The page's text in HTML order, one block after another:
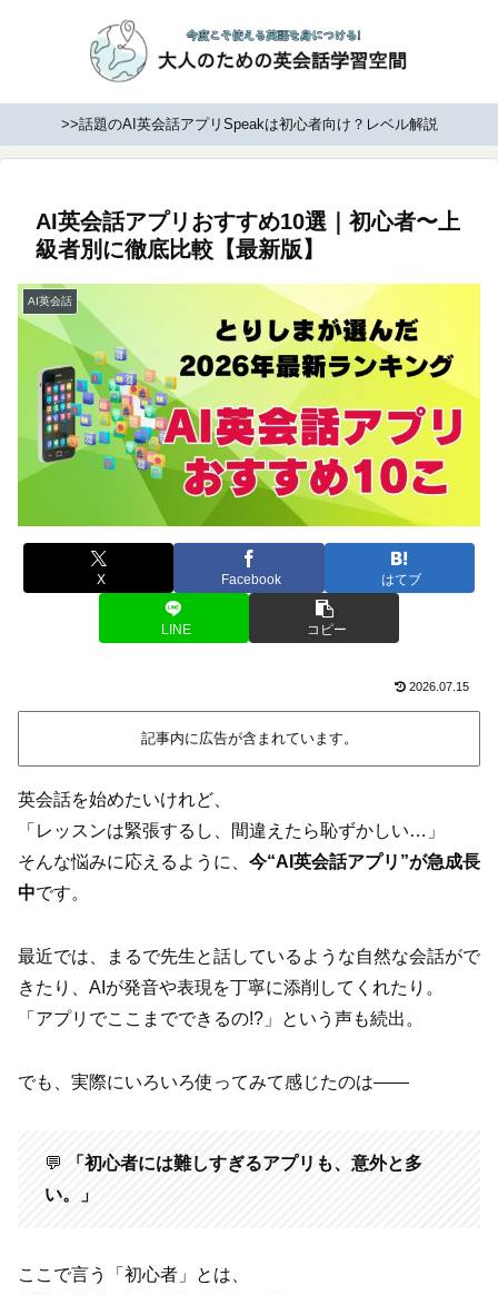
>>話題のAI英会話アプリSpeakは初心者向け？レベル解説
AI英会話アプリおすすめ10選｜初心者〜上
級者別に徹底比較【最新版】
AI英会話
X Facebook はてブ
LINE コピー
2026.07.15
記事内に広告が含まれています。
英会話を始めたいけれど、
「レッスンは緊張するし、間違えたら恥ずかしい…」
そんな悩みに応えるように、 今“AI英会話アプリ”が急成長
中です。
最近では、まるで先生と話しているような自然な会話がで
きたり、AIが発音や表現を丁寧に添削してくれたり。
「アプリでここまでできるの!?」という声も続出。
でも、実際にいろいろ使ってみて感じたのは――
💬
「初心者には難しすぎるアプリも、意外と多
い。」
ここで言う「初心者」とは、